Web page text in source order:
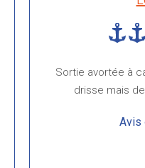
Sortie avortée à
drisse mais
Avis